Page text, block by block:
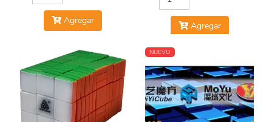
Agregar Agregar
NUEVO